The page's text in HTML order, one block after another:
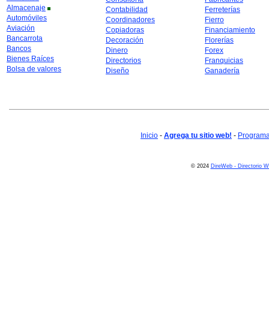
Almacenaje
Automóviles
Aviación
Bancarrota
Bancos
Bienes Raíces
Bolsa de valores
Contabilidad
Coordinadores
Copiadoras
Decoración
Dinero
Directorios
Diseño
Ferreterías
Fierro
Financiamiento
Florerías
Forex
Franquicias
Ganadería
Inicio - Agrega tu sitio web! -
© 2024 DireWeb - Directorio